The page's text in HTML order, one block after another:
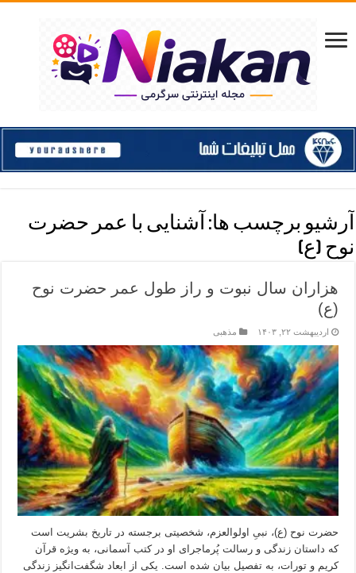
آرشیو برچسب ها: آشنایی با عمر حضرت
نوح (ع)
هزاران سال نبوت و راز طول عمر حضرت نوح
(ع)
اردیبهشت ۲۲, ۱۴۰۳ مذهبی
حضرت نوح (ع)، نبیِ اولوالعزم، شخصیتی برجسته در تاریخ بشریت است
که داستان زندگی و رسالت پُرماجرای او در کتب آسمانی، به ویژه قرآن
کریم و تورات، به تفصیل بیان شده است. یکی از ابعاد شگفت‌انگیز زندگی